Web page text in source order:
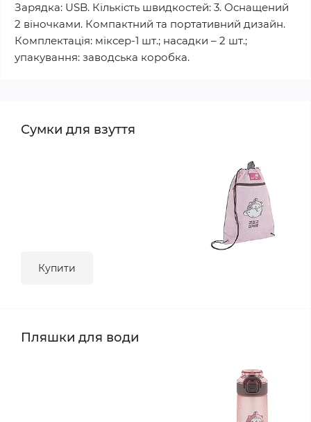
Зарядка: USB. Кількість швидкостей: 3. Оснащений
2 віночками. Компактний та портативний дизайн.
Комплектація: міксер-1 шт.; насадки – 2 шт.;
упакування: заводська коробка.
Сумки для взуття
Купити
Пляшки для води